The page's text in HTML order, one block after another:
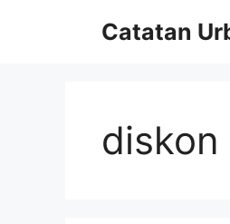
Catatan